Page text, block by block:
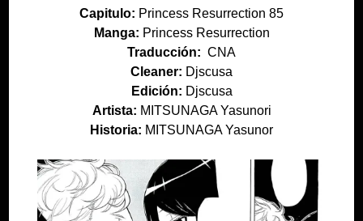
Capitulo: Princess Resurrection 85
Manga: Princess Resurrection
Traducción: CNA
Cleaner: Djscusa
Edición: Djscusa
Artista: MITSUNAGA Yasunori
Historia: MITSUNAGA Yasunor